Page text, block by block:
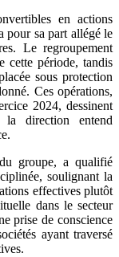
en actions
pour sa part allégé le
Le regroupement
cette période, tandis
sous protection
Ces opérations,
2024, dessinent
direction entend
groupe, a qualifié
soulignant la
effectives plutôt
dans le secteur
prise de conscience
ayant traversé